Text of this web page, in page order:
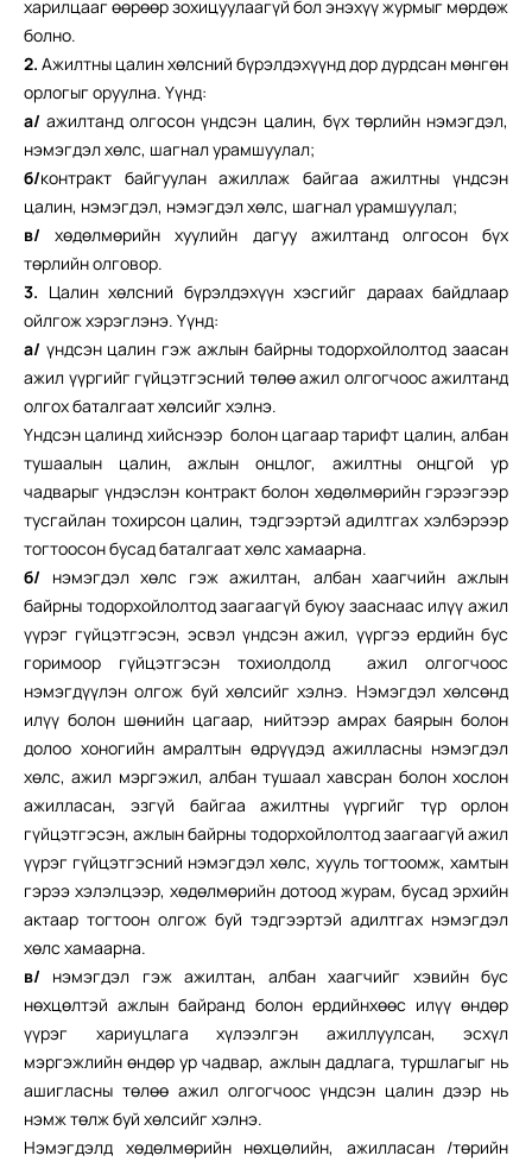
харилцааг өөрөөр зохицуулаагүй бол энэхүү журмыг мөрдөж
болно.
2. Ажилтны цалин хөлсний бүрэлдэхүүнд дор дурдсан мөнгөн
орлогыг оруулна. Үүнд:
а/ ажилтанд олгосон үндсэн цалин, бүх төрлийн нэмэгдэл,
нэмэгдэл хөлс, шагнал урамшуулал;
б/контракт байгуулан ажиллаж байгаа ажилтны үндсэн
цалин, нэмэгдэл, нэмэгдэл хөлс, шагнал урамшуулал;
в/хөдөлмөрийн хуулийн дагуу ажилтанд олгосон бүх
төрлийн олговор.
3. Цалин хөлсний бүрэлдэхүүн хэсгийг дараах байдлаар
ойлгож хэрэглэнэ. Үүнд:
а/ үндсэн цалин гэж ажлын байрны тодорхойлолтод заасан
ажил үүргийг гүйцэтгэсний төлөө ажил олгогчоос ажилтанд
олгох баталгаат хөлсийг хэлнэ.
Үндсэн цалинд хийснээр болон цагаар тарифт цалин, албан
тушаалын цалин, ажлын онцлог, ажилтны онцгой ур
чадварыг үндэслэн контракт болон хөдөлмөрийн гэрээгээр
тусгайлан тохирсон цалин, тэдгээртэй адилтгах хэлбэрээр
тогтоосон бусад баталгаат хөлс хамаарна.
б/ нэмэгдэл хөлс гэж ажилтан, албан хаагчийн ажлын
байрны тодорхойлолтод заагаагүй буюу зааснаас илүү ажил
үүрэг гүйцэтгэсэн, эсвэл үндсэн ажил, үүргээ ердийн бус
горимоор гүйцэтгэсэн тохиолдолд ажил олгогчоос
нэмэгдүүлэн олгож буй хөлсийг хэлнэ. Нэмэгдэл хөлсөнд
илүү болон шөнийн цагаар, нийтээр амрах баярын болон
долоо хоногийн амралтын өдрүүдэд ажилласны нэмэгдэл
хөлс, ажил мэргэжил, албан тушаал хавсран болон хослон
ажилласан, эзгүй байгаа ажилтны үүргийг түр орлон
гүйцэтгэсэн, ажлын байрны тодорхойлолтод заагаагүй ажил
үүрэг гүйцэтгэсний нэмэгдэл хөлс, хууль тогтоомж, хамтын
гэрээ хэлэлцээр, хөдөлмөрийн дотоод журам, бусад эрхийн
актаар тогтоон олгож буй тэдгээртэй адилтгах нэмэгдэл
хөлс хамаарна.
в/ нэмэгдэл гэж ажилтан, албан хаагчийг хэвийн бус
нөхцөлтэй ажлын байранд болон ердийнхөөс илүү өндөр
үүрэг хариуцлага хүлээлгэн ажиллуулсан, эсхүл
мэргэжлийн өндөр ур чадвар, ажлын дадлага, туршлагыг нь
ашигласны төлөө ажил олгогчоос үндсэн цалин дээр нь
нэмж төлж буй хөлсийг хэлнэ.
Нэмэгдэлд хөдөлмөрийн нөхцөлийн, ажилласан /төрийн